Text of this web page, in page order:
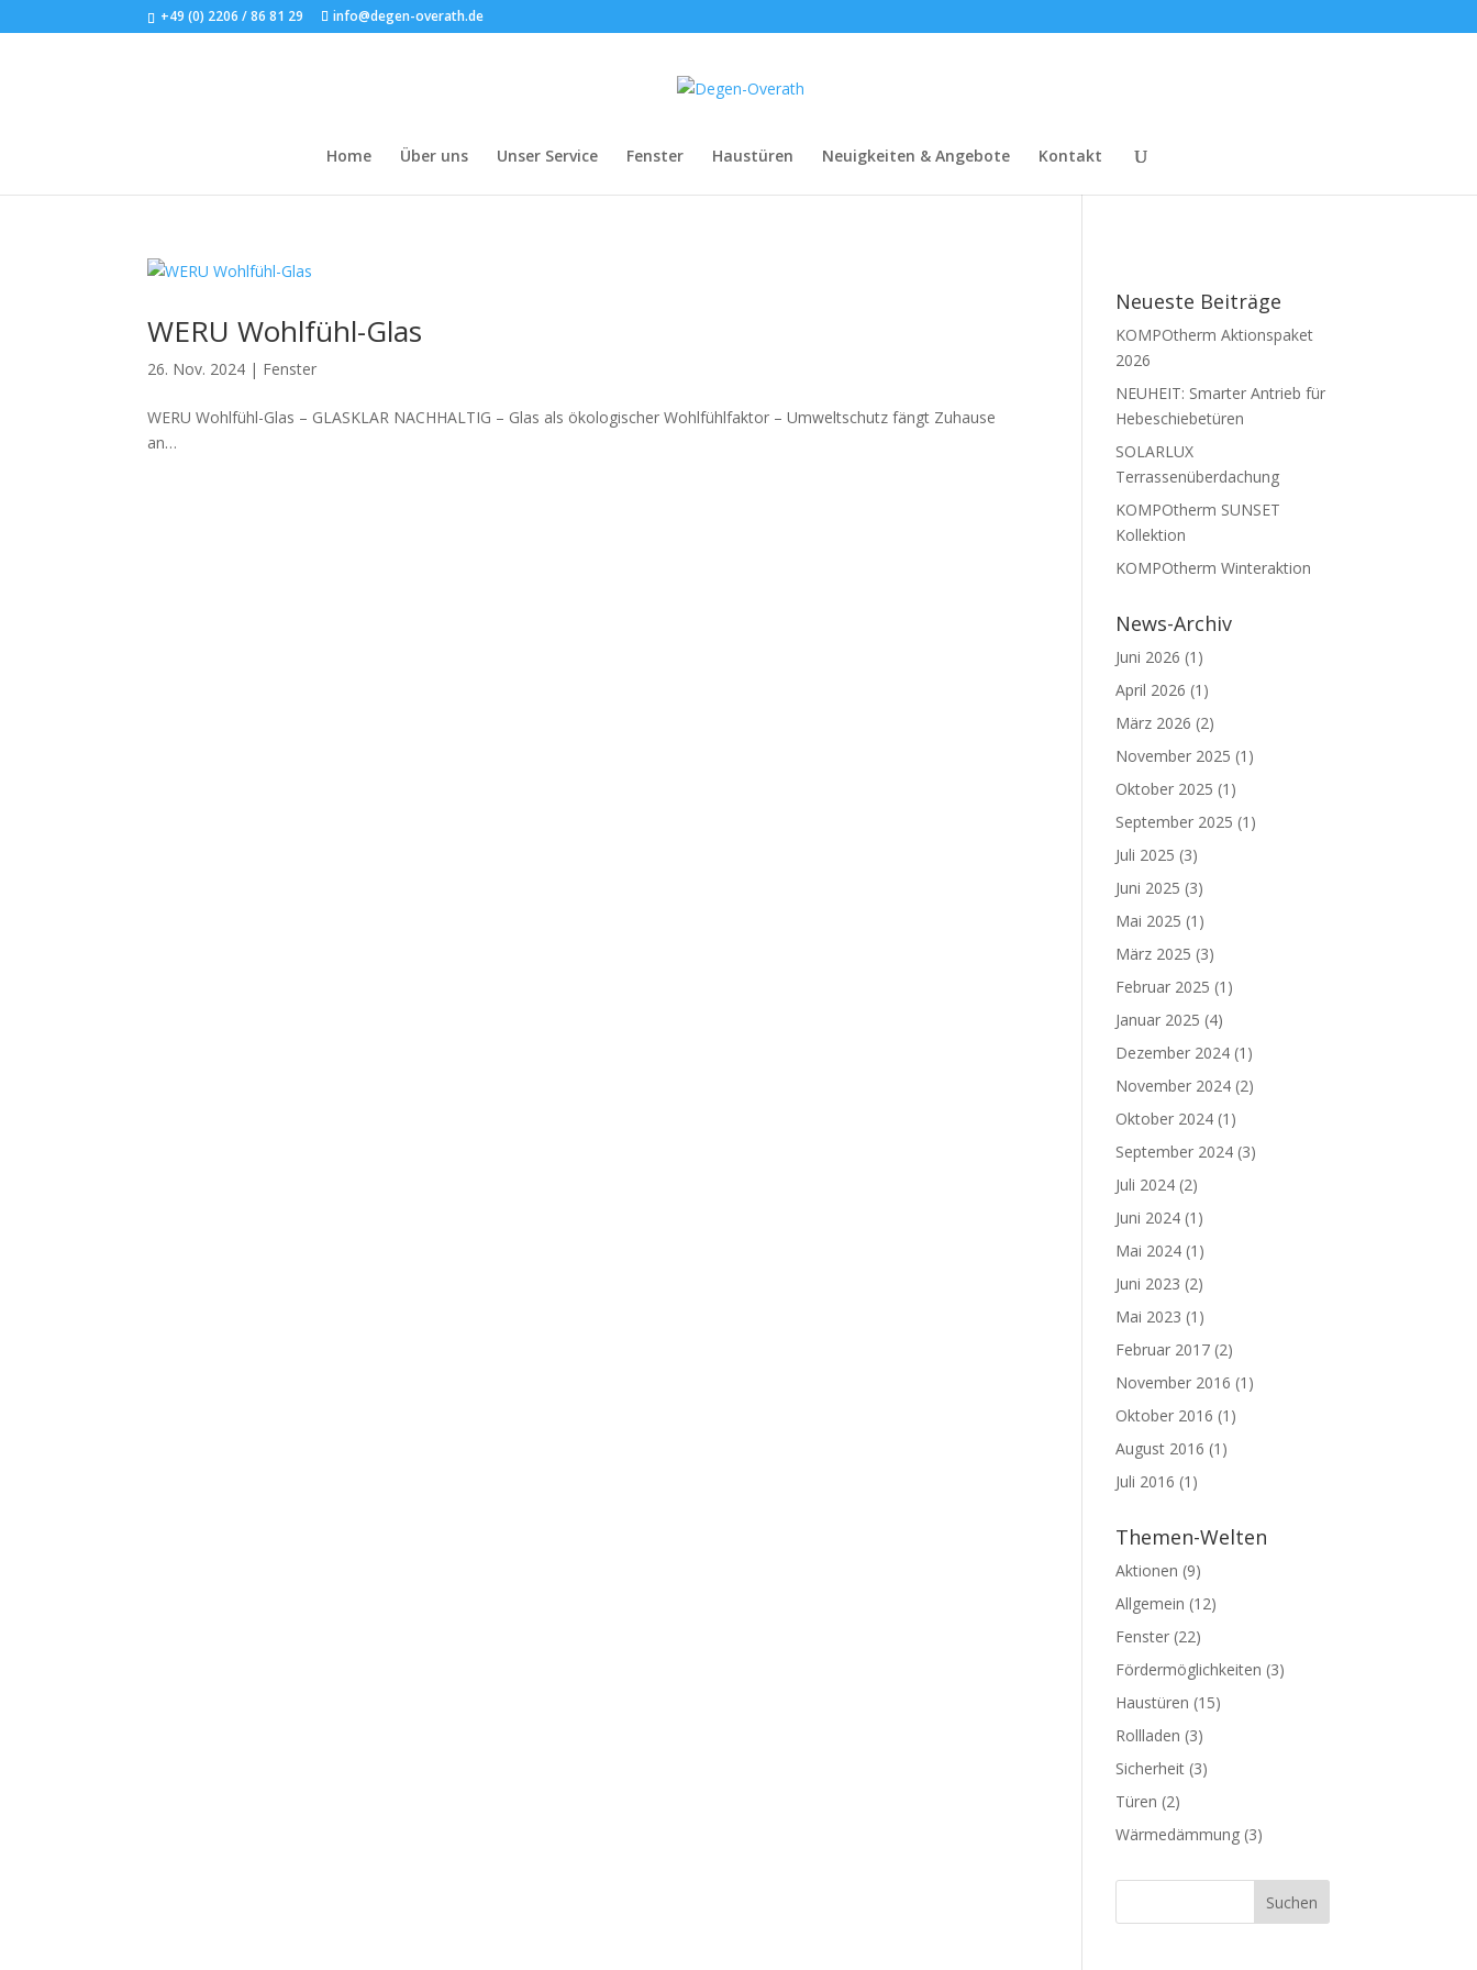
+49 (0) 2206 / 86 81 29 info@degen-overath.de
Home Über uns Unser Service Fenster Haustüren Neuigkeiten & Angebote Kontakt
WERU Wohlfühl-Glas
26. Nov. 2024 | Fenster
WERU Wohlfühl-Glas – GLASKLAR NACHHALTIG – Glas als ökologischer Wohlfühlfaktor – Umweltschutz fängt Zuhause
an…
Neueste Beiträge
KOMPOtherm Aktionspaket
2026
NEUHEIT: Smarter Antrieb für
Hebeschiebetüren
SOLARLUX
Terrassenüberdachung
KOMPOtherm SUNSET
Kollektion
KOMPOtherm Winteraktion
News-Archiv
Juni 2026 (1)
April 2026 (1)
März 2026 (2)
November 2025 (1)
Oktober 2025 (1)
September 2025 (1)
Juli 2025 (3)
Juni 2025 (3)
Mai 2025 (1)
März 2025 (3)
Februar 2025 (1)
Januar 2025 (4)
Dezember 2024 (1)
November 2024 (2)
Oktober 2024 (1)
September 2024 (3)
Juli 2024 (2)
Juni 2024 (1)
Mai 2024 (1)
Juni 2023 (2)
Mai 2023 (1)
Februar 2017 (2)
November 2016 (1)
Oktober 2016 (1)
August 2016 (1)
Juli 2016 (1)
Themen-Welten
Aktionen (9)
Allgemein (12)
Fenster (22)
Fördermöglichkeiten (3)
Haustüren (15)
Rollladen (3)
Sicherheit (3)
Türen (2)
Wärmedämmung (3)